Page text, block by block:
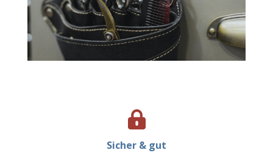
Sicher & gut